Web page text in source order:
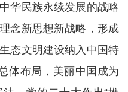
华民族永续发展的战略
念新思想新战略，形成
态文明建设纳入中国特
体布局，美丽中国成为